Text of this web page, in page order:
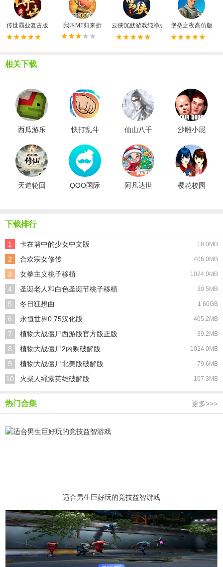
传世霸业复古版 我叫MT归来折 云侠沉默游戏纯净版 堡垒之夜高仿版
相关下载
西瓜游乐
快打乱斗
仙山八千
手指版
沙雕小屁
联机版
天道轮回
版
QOO国际
阿凡达世
樱花校园
下载排行
1 卡在墙中的少女中文版 18.0MB
2 合欢宗女修传 406.0MB
3 女拳主义桃子移植 1024.0MB
4 圣诞老人和白色圣诞节桃子移植 30.5MB
5 冬日狂想曲 1.60GB
6 永恒世界0.75汉化版 405.2MB
7 植物大战僵尸西游版官方版正版 39.2MB
8 植物大战僵尸2内购破解版 1024.0MB
9 植物大战僵尸北美版破解版 79.6MB
10 火柴人绳索英雄破解版 107.3MB
热门合集 更多>>>
适合男生巨好玩的竞技益智游戏